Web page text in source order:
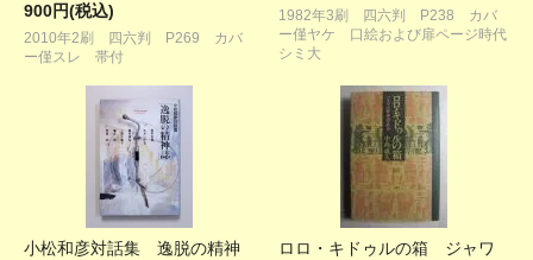
900円(税込)
2010年2刷 四六判 P269 カバ
ー僅スレ 帯付
1982年3刷 四六判 P238 カバ
ー僅ヤケ 口絵および扉ページ時代
シミ大
小松和彦対話集 逸脱の精神
ロロ・キドゥルの箱 ジャワ